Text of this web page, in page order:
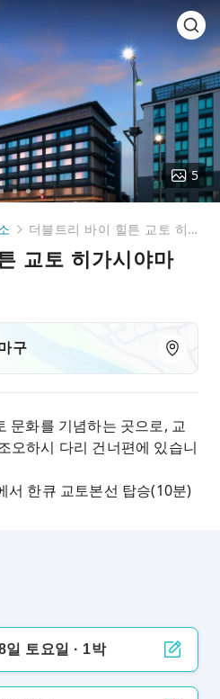
Go
2
Go
3
Go
4
Go
to
5
5
더블트리 바이 힐튼 교토 히가시야마
교토 히가시야마
구
문화를 기념하는 곳으로, 교
오하시 다리 건너편에 있습니
서 한큐 교토본선 탑승(10분)
토요일 · 1박